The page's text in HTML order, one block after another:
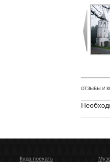
ОТЗЫВЫ И
Куда поехать